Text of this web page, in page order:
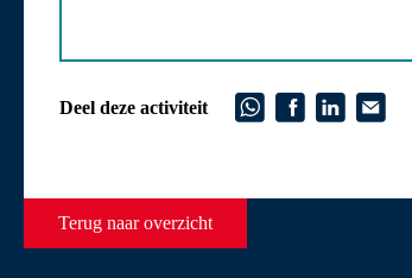
Deel deze activiteit
Terug naar overzicht